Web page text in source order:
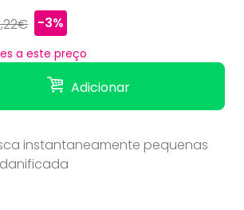
-3%
a este preço
Adicionar
instantaneamente pequenas